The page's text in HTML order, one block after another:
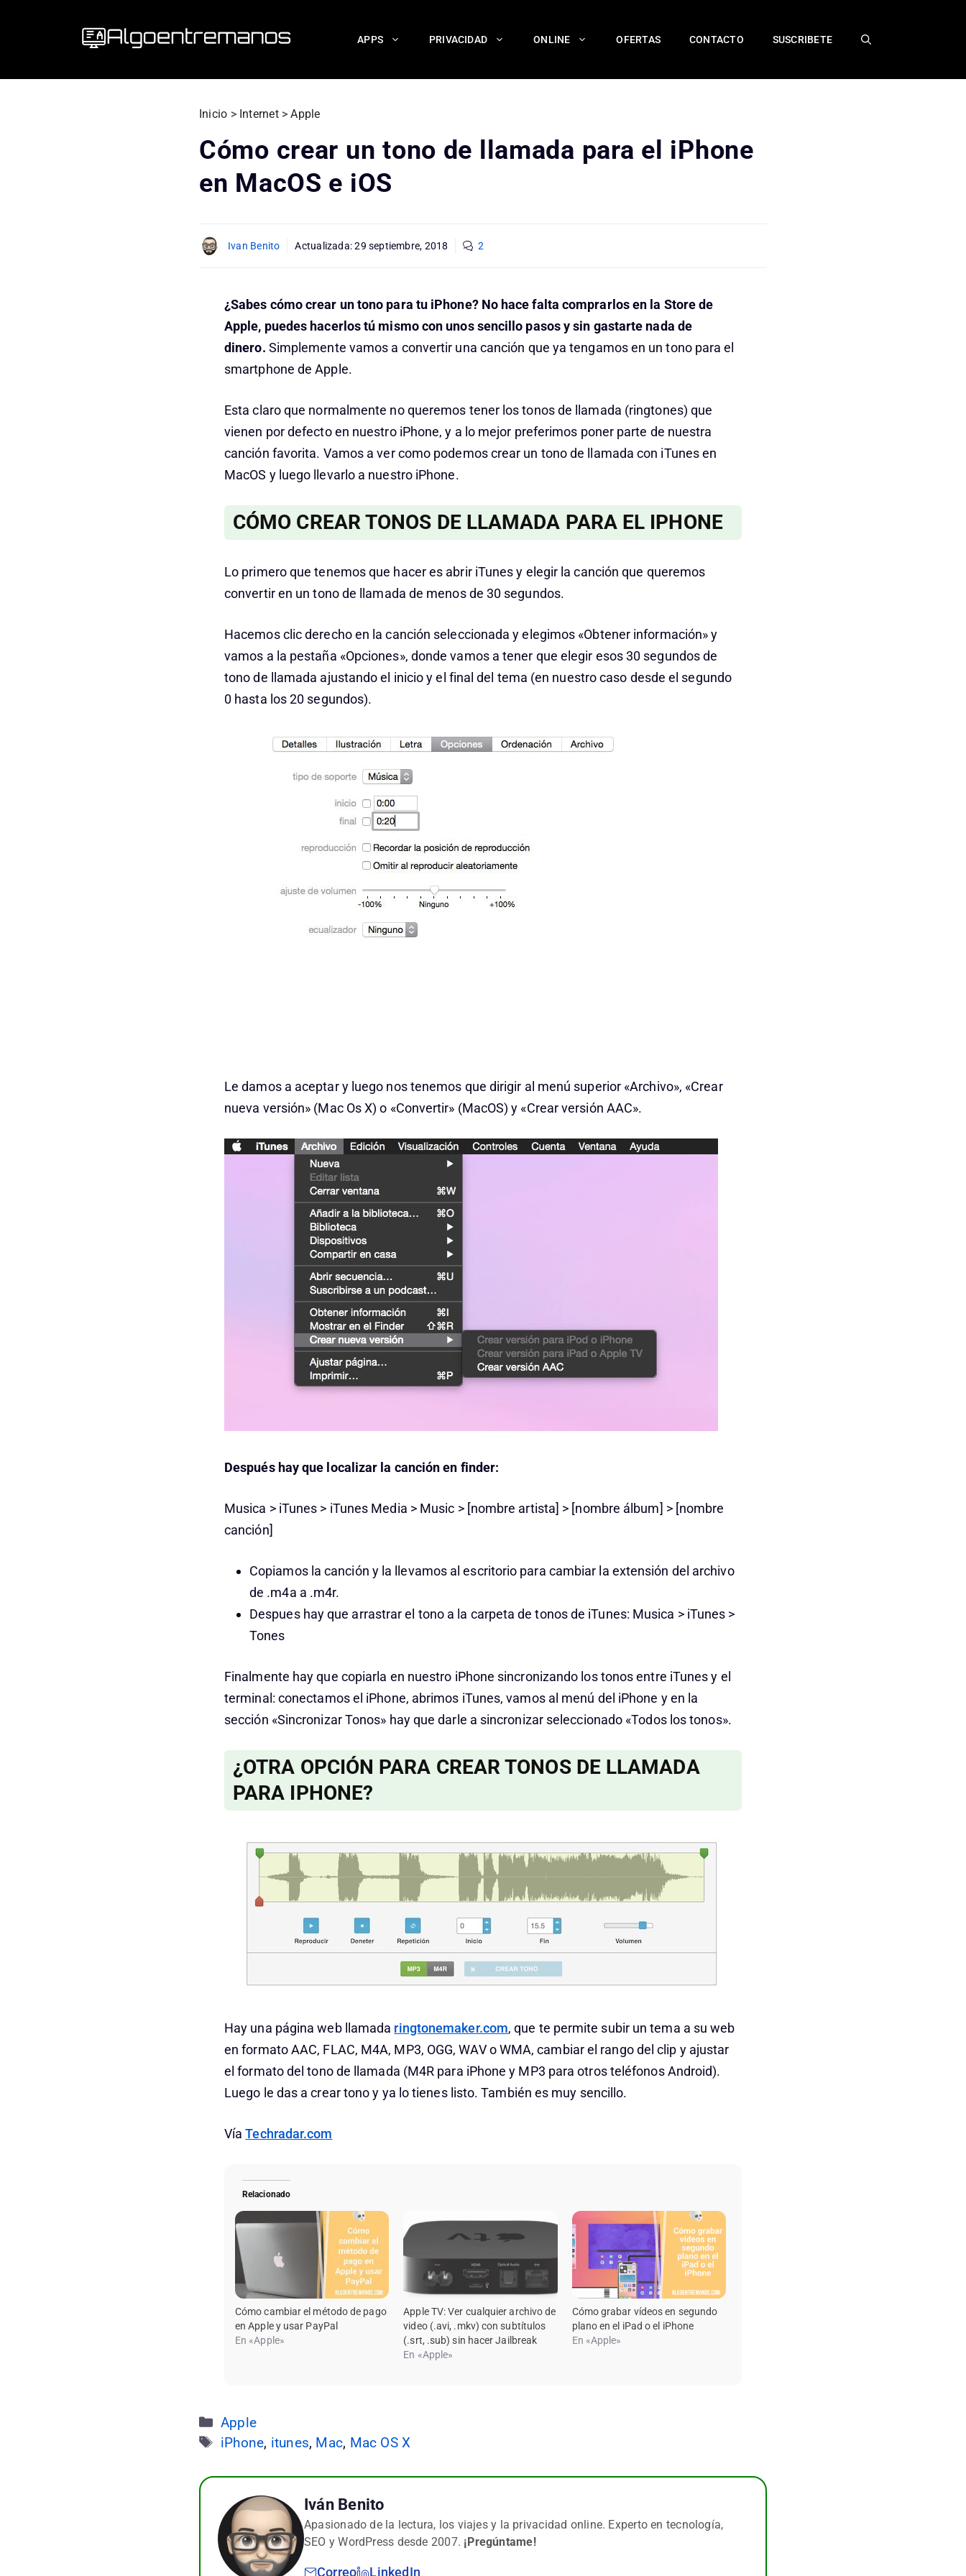
APPS PRIVACIDAD ONLINE OFERTAS CONTACTO SUSCRIBETE
Inicio > Internet>Apple
Cómo crear un tono de llamada para el iPhone
en MacOS e iOS
Ivan Benito Actualizada:29 septiembre, 2018 2
¿Sabes cómo crear un tono para tu iPhone? No hace falta comprarlos en la Store de
Apple, puedes hacerlos tú mismo con unos sencillo pasos y sin gastarte nada de
dinero. Simplemente vamos a convertir una canción que ya tengamos en un tono para el
smartphone de Apple.
Esta claro que normalmente no queremos tener los tonos de llamada (ringtones) que
vienen por defecto en nuestro iPhone, y a lo mejor preferimos poner parte de nuestra
canción favorita. Vamos a ver como podemos crear un tono de llamada con iTunes en
MacOS y luego llevarlo a nuestro iPhone.
CÓMO CREAR TONOS DE LLAMADA PARA EL IPHONE
Lo primero que tenemos que hacer es abrir iTunes y elegir la canción que queremos
convertir en un tono de llamada de menos de 30 segundos.
Hacemos clic derecho en la canción seleccionada y elegimos «Obtener información» y
vamos a la pestaña «Opciones», donde vamos a tener que elegir esos 30 segundos de
tono de llamada ajustando el inicio y el final del tema (en nuestro caso desde el segundo
0 hasta los 20 segundos).
Le damos a aceptar y luego nos tenemos que dirigir al menú superior «Archivo», «Crear
nueva versión» (Mac Os X) o «Convertir» (MacOS) y «Crear versión AAC».
Despuéshay que localizar la canción en finder:
Musica > iTunes > iTunes Media > Music > [nombre artista] > [nombre álbum] > [nombre
canción]
Copiamos la canción y la llevamos al escritorio para cambiar la extensión del archivo
de .m4a a .m4r.
Despues hay que arrastrar el tono a la carpeta de tonos de iTunes: Musica > iTunes >
Tones
Finalmente hay que copiarla en nuestro iPhone sincronizando los tonos entre iTunes y el
terminal: conectamos el iPhone, abrimos iTunes, vamos al menú del iPhone y en la
sección «Sincronizar Tonos» hay que darle a sincronizar seleccionado «Todos los tonos».
¿OTRA OPCIÓN PARA CREAR TONOS DE LLAMADA
PARA IPHONE?
Hay una página web llamada ringtonemaker.com, que te permite subir un tema a su web
en formato AAC, FLAC, M4A, MP3, OGG, WAV o WMA, cambiar el rango del clip y ajustar
el formato del tono de llamada (M4R para iPhone y MP3 para otros teléfonos Android).
Luego le das a crear tono y ya lo tienes listo. También es muy sencillo.
VíaTechradar.com
Relacionado
Cómo cambiar el método de pago
en Apple y usar PayPal
En «Apple»
Apple TV: Ver cualquier archivo de
video (.avi, .mkv) con subtítulos
(.srt, .sub) sin hacer Jailbreak
En «Apple»
Cómo grabar vídeos en segundo
plano en el iPad o el iPhone
En «Apple»
Categorías
Apple
Etiquetas
iPhone, itunes, Mac, Mac OS X
Iván Benito
Apasionado de la lectura, los viajes y la privacidad online. Experto en tecnología,
SEO y WordPress desde 2007. ¡Pregúntame!
Correo LinkedIn